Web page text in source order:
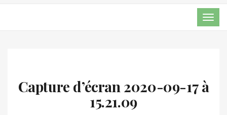
Capture d’écran 2020-09-17 à
15.21.09